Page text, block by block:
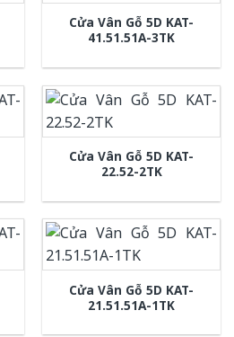
Cửa Vân Gỗ 5D KAT-
41.51.51A-3TK
Cửa Vân Gỗ 5D KAT-
22.52-2TK
Cửa Vân Gỗ 5D KAT-
21.51.51A-1TK